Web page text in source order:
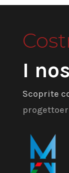
I
Scoprite